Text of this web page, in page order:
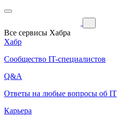
Все сервисы Хабра
Хабр
Сообщество IT-специалистов
Q&A
Ответы на любые вопросы об IT
Карьера